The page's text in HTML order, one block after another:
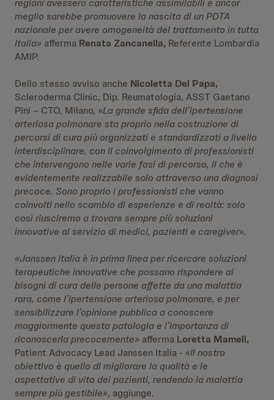
regioni avessero caratteristiche assimilabili e ancor
meglio sarebbe promuovere la nascita di un PDTA
nazionale per avere omogeneità del trattamento in tutta
Italia» afferma Renata Zancanella, Referente Lombardia
AMIP.
Dello stesso avviso anche Nicoletta Del Papa,
Scleroderma Clinic, Dip. Reumatologia, ASST Gaetano
Pini – CTO, Milano, «La grande sfida dell’ipertensione
arteriosa polmonare sta proprio nella costruzione di
percorsi di cura più organizzati e standardizzati a livello
interdisciplinare, con il coinvolgimento di professionisti
che intervengono nelle varie fasi di percorso, il che è
evidentemente realizzabile solo attraverso una diagnosi
precoce. Sono proprio i professionisti che vanno
coinvolti nello scambio di esperienze e di realtà: solo
così riusciremo a trovare sempre più soluzioni
innovative al servizio di medici, pazienti e caregiver».
«Janssen Italia è in prima linea per ricercare soluzioni
terapeutiche innovative che possano rispondere ai
bisogni di cura delle persone affette da una malattia
rara, come l’ipertensione arteriosa polmonare, e per
sensibilizzare l’opinione pubblica a conoscere
maggiormente questa patologia e l’importanza di
riconoscerla precocemente» afferma Loretta Mameli,
Patient Advocacy Lead Janssen Italia - «Il nostro
obiettivo è quello di migliorare la qualità e le
aspettative di vita dei pazienti, rendendo la malattia
sempre più gestibile», aggiunge.